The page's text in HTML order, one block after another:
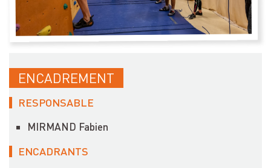
ENCADREMENT
RESPONSABLE
MIRMAND Fabien
ENCADRANTS